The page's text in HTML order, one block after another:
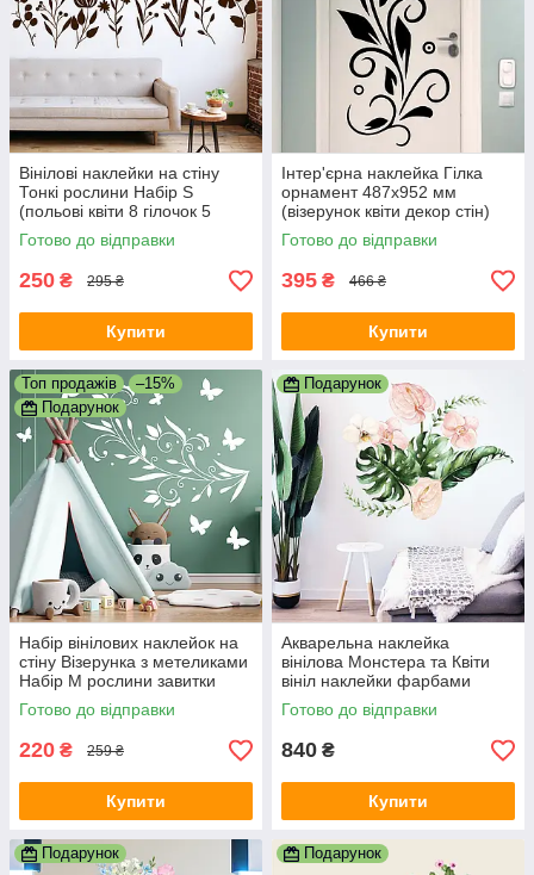
Вінілові наклейки на стіну
Тонкі рослини Набір S
(польові квіти 8 гілочок 5
метеликів) матова
Коричневий
Готово до відправки
250 ₴ 295 ₴
Купити
Інтер'єрна наклейка Гілка
орнамент 487х952 мм
(візерунок квіти декор стін)
Happy Pocket Чорний
матовий
Готово до відправки
395 ₴ 466 ₴
Купити
Топ продажів
–15%
Подарунок
Набір вінілових наклейок на
стіну Візерунка з метеликами
Набір М рослини завитки
Happy Pocket матова Білий
Готово до відправки
220 ₴ 259 ₴
Купити
Подарунок
Акварельна наклейка
вінілова Монстера та Квіти
вініл наклейки фарбами
малюнок ПВХ 1000х1200мм
матова
Готово до відправки
840 ₴
Купити
Подарунок Подарунок